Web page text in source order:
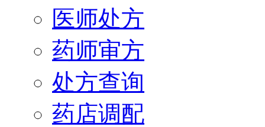
医师处方
药师审方
处方查询
药店调配